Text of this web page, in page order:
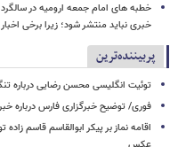
خبری نباید منتشر شود؛ زیرا برخی
پربیننده‌ترین
توئیت انگلیسی محسن رضایی درباره
فوری/ توضیح خبرگزاری فارس درباره
اقامه نماز بر پیکر ابوالقاسم قاسم